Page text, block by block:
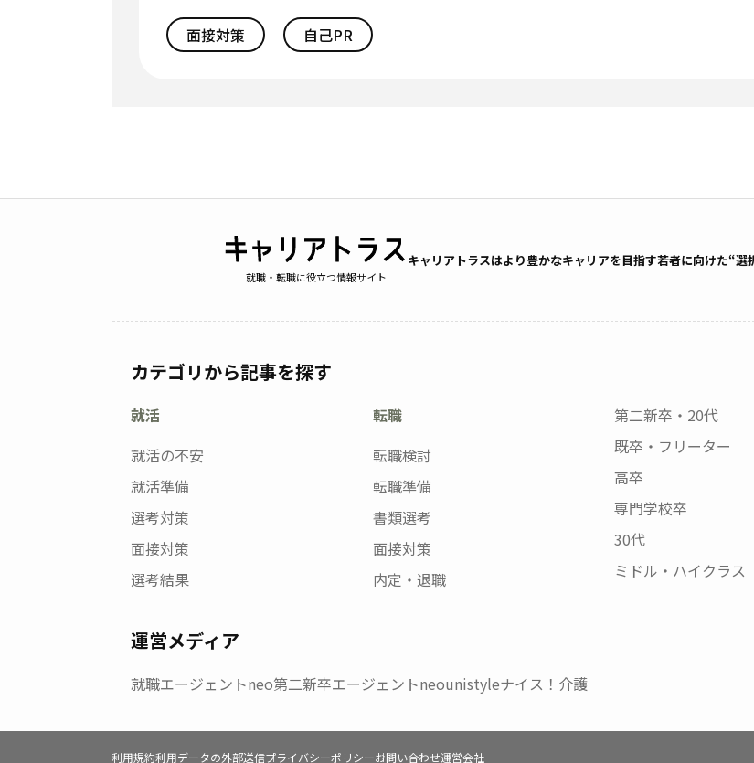
面接対策 自己PR
就職・転職に役立つ情報サイト
キャリアトラスはより豊かなキャリアを目指す若者に向けた“
カテゴリから記事を探す
就活
就活の不安
就活準備
選考対策
面接対策
選考結果
転職
転職検討
転職準備
書類選考
面接対策
内定・退職
第二新卒・20代
既卒・フリーター
高卒
専門学校卒
30代
ミドル・ハイクラス
運営メディア
就職エージェントneo第二新卒エージェントneounistyleナイス！介護
利用規約利用データの外部送信プライバシーポリシーお問い合わせ運営会社